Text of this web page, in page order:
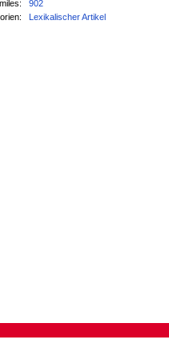
902
Lexikalischer Artikel